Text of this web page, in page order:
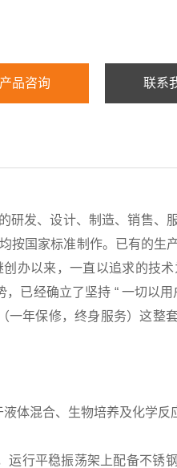
产品咨询 联系
研发、设计、制造、销售、
国家标准制作。已有的生
办以来，一直以追求的技
，已经确立了坚持 “ 一切以
保修，终身服务）这整套
体混合、生物培养及化学反
行平稳振荡架上配备不锈